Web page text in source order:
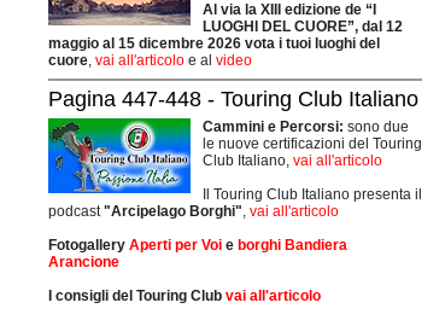
Al via la XIII edizione de “I
LUOGHI DEL CUORE”, dal 12
maggio al 15 dicembre 2026 vota i tuoi luoghi del
cuore, vai all'articolo e al video
Pagina 447-448 - Touring Club Italiano
Cammini e Percorsi: sono due
le nuove certificazioni del Touring
Club Italiano, vai all'articolo
Il Touring Club Italiano presenta il
podcast"Arcipelago Borghi", vai all'articolo
Fotogallery Aperti per Voi e borghi Bandiera
Arancione
I consigli del Touring Club vai all'articolo